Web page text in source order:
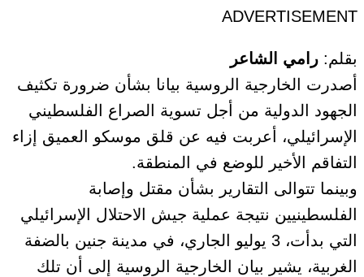
ADVERTISEMENT
بقلم: رامي الشاعر
أصدرت الخارجية الروسية بيانا بشأن ضرورة تكثيف
الجهود الدولية من أجل تسوية الصراع الفلسطيني
الإسرائيلي، أعربت فيه عن قلق موسكو العميق إزاء
التفاقم الأخير للوضع في المنطقة.
وبينما تتوالى التقارير بشأن مقتل وإصابة
الفلسطينيين نتيجة عملية جيش الاحتلال الإسرائيلي
التي بدأت، 3 يوليو الجاري، في مدينة جنين بالضفة
الغربية، يشير بيان الخارجية الروسية إلى أن تلك